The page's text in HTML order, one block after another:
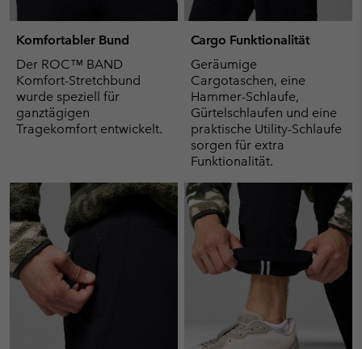
Komfortabler Bund
Der ROC™ BAND
Komfort-Stretchbund
wurde speziell für
ganztägigen
Tragekomfort entwickelt.
Cargo Funktionalität
Geräumige
Cargotaschen, eine
Hammer-Schlaufe,
Gürtelschlaufen und eine
praktische Utility-Schlaufe
sorgen für extra
Funktionalität.